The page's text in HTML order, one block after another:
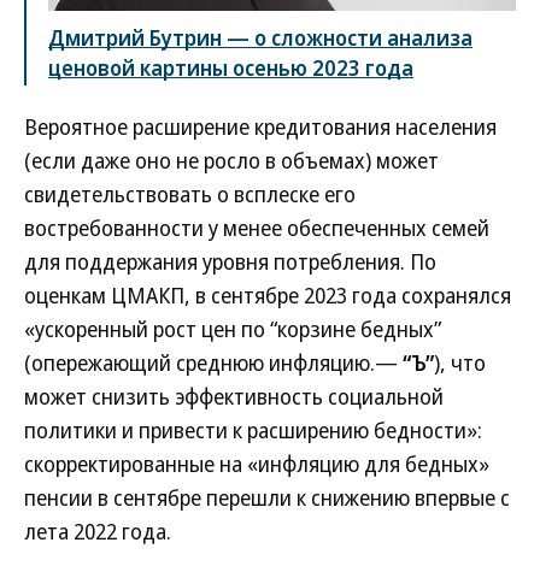
Дмитрий Бутрин — о сложности анализа
ценовой картины осенью 2023 года
Вероятное расширение кредитования населения
(если даже оно не росло в объемах) может
свидетельствовать о всплеске его
востребованности у менее обеспеченных семей
для поддержания уровня потребления. По
оценкам ЦМАКП, в сентябре 2023 года сохранялся
«ускоренный рост цен по “корзине бедных”
(опережающий среднюю инфляцию.— “Ъ”), что
может снизить эффективность социальной
политики и привести к расширению бедности»:
скорректированные на «инфляцию для бедных»
пенсии в сентябре перешли к снижению впервые с
лета 2022 года.